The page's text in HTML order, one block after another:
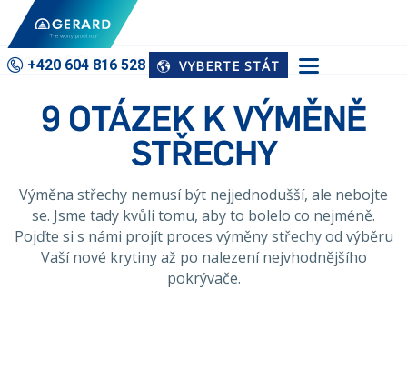
+420 604 816 528 VYBERTE STÁT
Domů 9 Otázek K Výměně Střechy
9 OTÁZEK K VÝMĚNĚ
STŘECHY
Výměna střechy nemusí být nejjednodušší, ale nebojte
se. Jsme tady kvůli tomu, aby to bolelo co nejméně.
Pojďte si s námi projít proces výměny střechy od výběru
Vaší nové krytiny až po nalezení nejvhodnějšího
pokrývače.